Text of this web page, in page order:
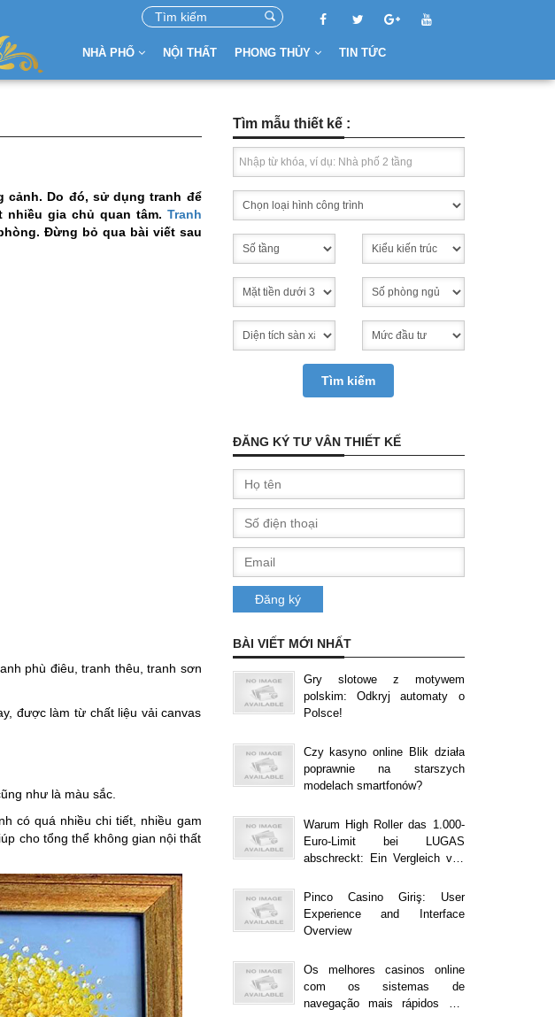
NHÀ PHỐ NỘI THẤT PHONG THỦY TIN TỨC
cảnh. Do đó, sử dụng tranh để
gia chủ quan tâm. Tranh
Đừng bỏ qua bài viết sau
phù điêu, tranh thêu, tranh sơn
được làm từ chất liệu vải canvas
như là màu sắc.
có quá nhiều chi tiết, nhiều gam
cho tổng thể không gian nội thất
Tìm mẫu thiết kế :
ĐĂNG KÝ TƯ VÂN THIẾT KẾ
BÀI VIẾT MỚI NHẤT
Gry slotowe z motywem
polskim: Odkryj automaty o
Polsce!
Czy kasyno online Blik działa
poprawnie na starszych
modelach smartfonów?
Warum High Roller das 1.000-
Euro-Limit bei LUGAS
abschreckt: Ein Vergleich von
Pinco Casino Giriş: User
Experience and Interface
Overview
Os melhores casinos online
com os sistemas de
navegação mais rápidos em